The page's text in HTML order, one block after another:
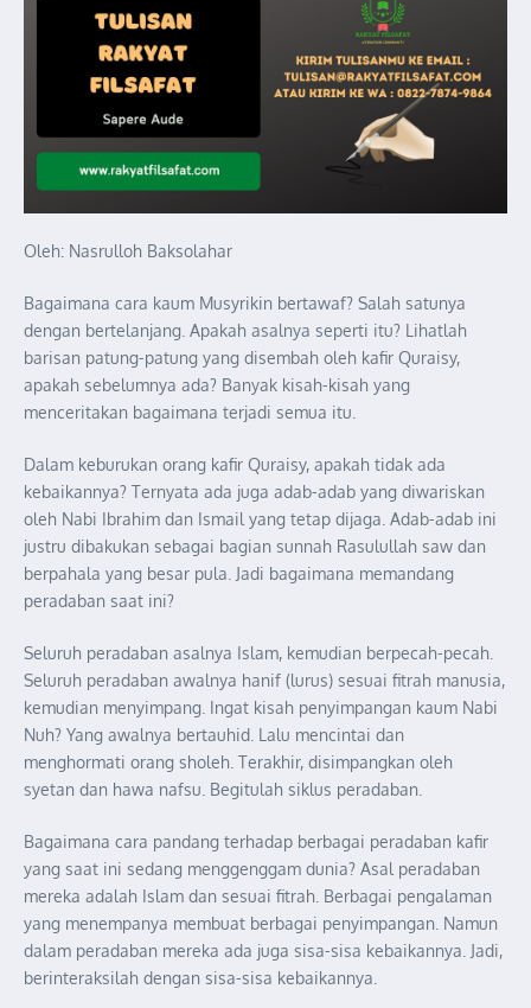
Oleh: Nasrulloh Baksolahar
Bagaimana cara kaum Musyrikin bertawaf? Salah satunya
dengan bertelanjang. Apakah asalnya seperti itu? Lihatlah
barisan patung-patung yang disembah oleh kafir Quraisy,
apakah sebelumnya ada? Banyak kisah-kisah yang
menceritakan bagaimana terjadi semua itu.
Dalam keburukan orang kafir Quraisy, apakah tidak ada
kebaikannya? Ternyata ada juga adab-adab yang diwariskan
oleh Nabi Ibrahim dan Ismail yang tetap dijaga. Adab-adab ini
justru dibakukan sebagai bagian sunnah Rasulullah saw dan
berpahala yang besar pula. Jadi bagaimana memandang
peradaban saat ini?
Seluruh peradaban asalnya Islam, kemudian berpecah-pecah.
Seluruh peradaban awalnya hanif (lurus) sesuai fitrah manusia,
kemudian menyimpang. Ingat kisah penyimpangan kaum Nabi
Nuh? Yang awalnya bertauhid. Lalu mencintai dan
menghormati orang sholeh. Terakhir, disimpangkan oleh
syetan dan hawa nafsu. Begitulah siklus peradaban.
Bagaimana cara pandang terhadap berbagai peradaban kafir
yang saat ini sedang menggenggam dunia? Asal peradaban
mereka adalah Islam dan sesuai fitrah. Berbagai pengalaman
yang menempanya membuat berbagai penyimpangan. Namun
dalam peradaban mereka ada juga sisa-sisa kebaikannya. Jadi,
berinteraksilah dengan sisa-sisa kebaikannya.